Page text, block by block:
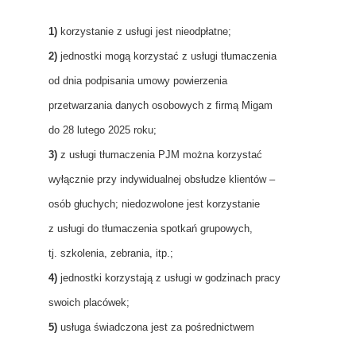
1) korzystanie z usługi jest nieodpłatne;
2) jednostki mogą korzystać z usługi tłumaczenia
od dnia podpisania umowy powierzenia
przetwarzania danych osobowych z firmą Migam
do 28 lutego 2025 roku;
3) z usługi tłumaczenia PJM można korzystać
wyłącznie przy indywidualnej obsłudze klientów –
osób głuchych; niedozwolone jest korzystanie
z usługi do tłumaczenia spotkań grupowych,
tj. szkolenia, zebrania, itp.;
4) jednostki korzystają z usługi w godzinach pracy
swoich placówek;
5) usługa świadczona jest za pośrednictwem